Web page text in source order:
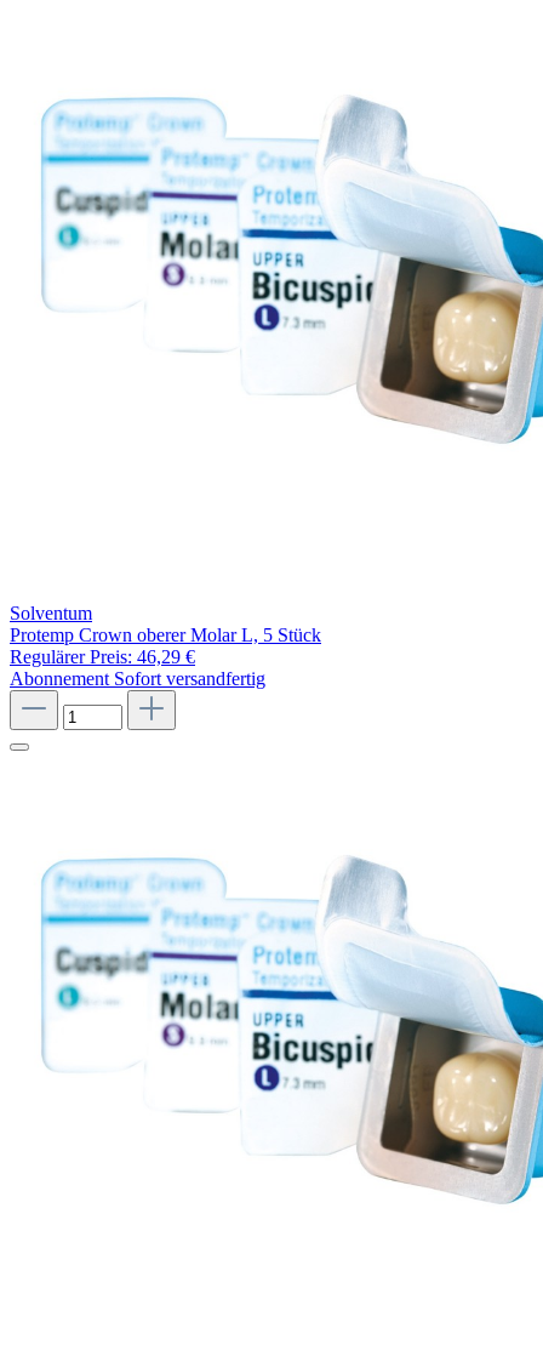
Solventum
Protemp Crown oberer Molar L, 5 Stück
Regulärer Preis: 46,29 €
Abonnement Sofort versandfertig